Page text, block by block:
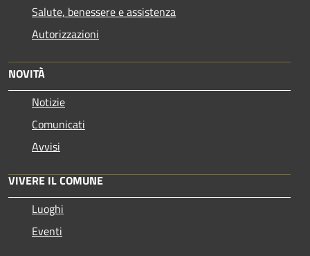
Salute, benessere e assistenza
Autorizzazioni
NOVITÀ
Notizie
Comunicati
Avvisi
VIVERE IL COMUNE
Luoghi
Eventi